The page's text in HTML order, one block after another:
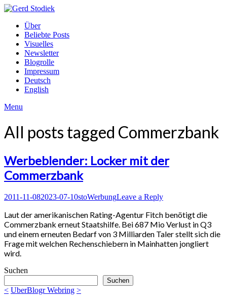
Skip
content
StodiekÜber
Beliebte Posts
Visuelles
Newsletter
Blogrolle
Impressum
Deutsch
English
Menu
All posts tagged Commerzbank
Werbeblender: Locker mit der
Commerzbank
Posted
2011-11-082023-07-10Author
stoPosted
WerbungLeave a Reply
Laut der amerikanischen Rating-Agentur Fitch benötigt die
Commerzbank erneut Staatshilfe. Bei 687 Mio Verlust in Q3
und einem erneuten Bedarf von 3 Milliarden Taler stellt sich die
Frage mit welchen Rechenschiebern in Mainhatten jongliert
wird.
Suchen
Suchen
< UberBlogr Webring >